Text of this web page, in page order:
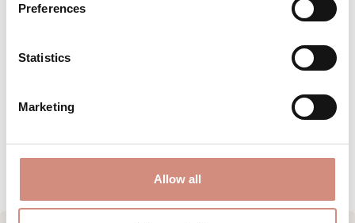
Preferences
Statistics
Marketing
Allow all
MATERIAL
HERSTELLERANGABEN